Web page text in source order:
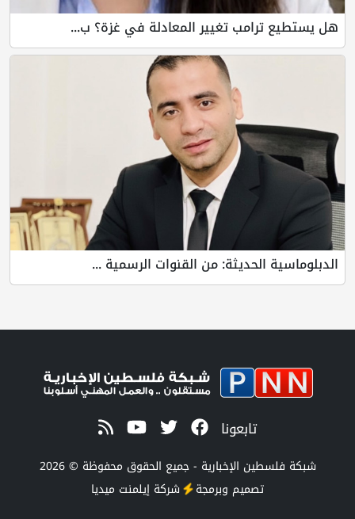
تغيير المعادلة في غزة؟ ب...
من القنوات الرسمية ...
الإخبارية - جميع الحقوق محفوظة © 2026
شركةإيلمنت ميديا